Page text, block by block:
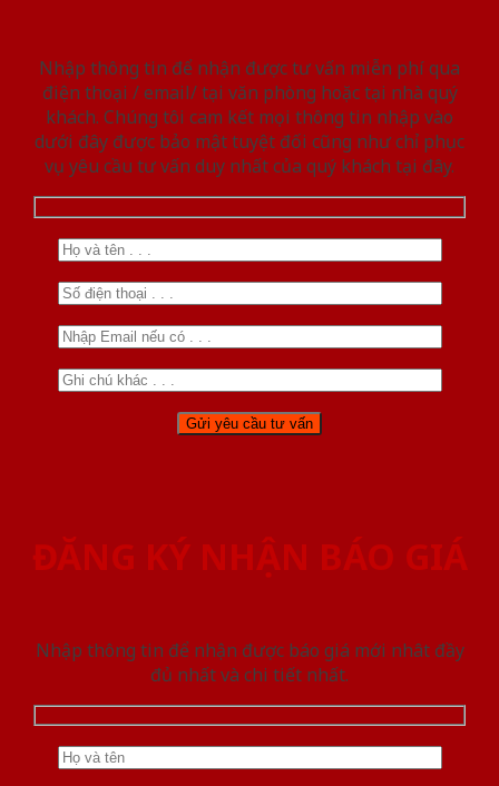
Nhập thông tin để nhận được tư vấn miễn phí qua
điện thoại / email/ tại văn phòng hoặc tại nhà quý
khách. Chúng tôi cam kết mọi thông tin nhập vào
dưới đây được bảo mật tuyệt đối cũng như chỉ phục
vụ yêu cầu tư vấn duy nhất của quý khách tại đây.
ĐĂNG KÝ NHẬN BÁO GIÁ
Nhập thông tin để nhận được báo giá mới nhât đầy
đủ nhất và chi tiết nhất.